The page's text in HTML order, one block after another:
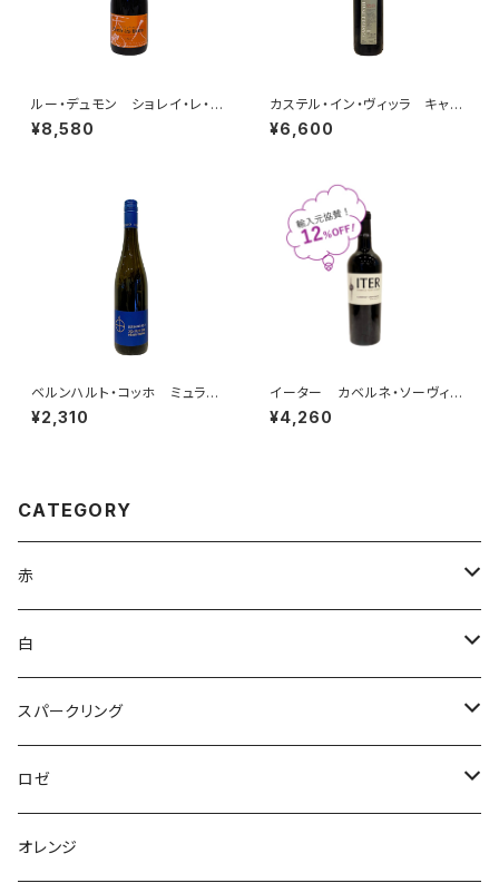
ルー・デュモン ショレイ・レ・ボ
ーヌ ルージュ 2022
¥8,580
カステル・イン・ヴィッラ キャン
ティ・クラシコ 2020
¥6,600
ベルンハルト・コッホ ミュラー・
トゥルガウ プティ・チエ トロ
ッケン 2024
¥2,310
イーター カベルネ・ソーヴィニ
ヨン ナパ・ヴァレー 2023
¥4,260
CATEGORY
赤
ブルゴーニュ
ボルドー
シャンパーニュ
コート・デュ・ローヌ
白
アルザス
ブルゴーニュ
ボルドー
スパークリング
シャンパーニュ
アルザス
ロゼ
シャンパーニュ
オレンジ